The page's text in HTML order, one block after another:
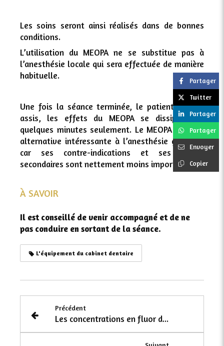
Les soins seront ainsi réalisés dans de bonnes
conditions.
L’utilisation du MEOPA ne se substitue pas à
l’anesthésie locale qui sera effectuée de manière
habituelle.
Une fois la séance terminée, le patient restera
assis, les effets du MEOPA se dissipant en
quelques minutes seulement. Le MEOPA est une
alternative intéressante à l’anesthésie générale
car ses contre-indications et ses effets
secondaires sont nettement moins importants.
À SAVOIR
Il est conseillé de venir accompagné et de ne
pas conduire en sortant de la séance.
L'équipement du cabinet dentaire
Précédent
Les concentrations en fluor des eaux minérales
Partager
Twitter
Partager
Partager
Envoyer
Copier